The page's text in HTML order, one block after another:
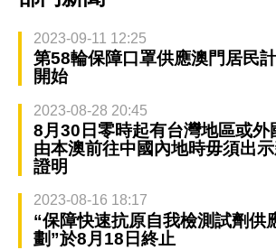
2023-09-11 12:25
第58輪保障口罩供應澳門居民
開始
2023-08-28 20:45
8月30日零時起有台灣地區或外
由本澳前往中國內地時毋須出
證明
2023-08-16 18:17
“保障快速抗原自我檢測試劑供
劃”於8月18日終止